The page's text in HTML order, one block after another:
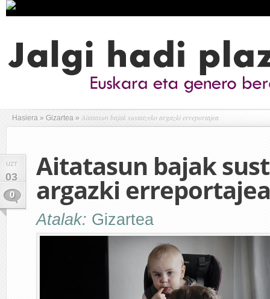
Hasiera » Gizartea » Aitatasun bajak sustatzeko argazki erreportajea
UZT
03
0
Aitatasun bajak
argazki erreportajea
Atalak: Gizartea